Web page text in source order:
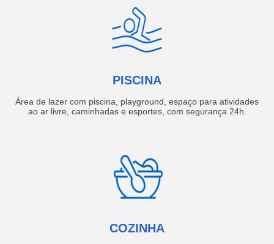
PISCINA
Área de lazer com piscina, playground, espaço para atividades
ao ar livre, caminhadas e esportes, com segurança 24h.
COZINHA